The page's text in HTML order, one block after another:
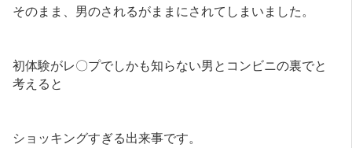
そのまま、男のされるがままにされてしまいました。
初体験がレ〇プでしかも知らない男とコンビニの裏でと
考えると
ショッキングすぎる出来事です。